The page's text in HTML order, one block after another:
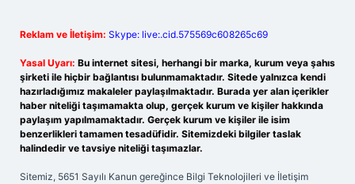
Reklam ve İletişim: Skype: live:.cid.575569c608265c69
Yasal Uyarı: Bu internet sitesi, herhangi bir marka, kurum veya şahıs
şirketi ile hiçbir bağlantısı bulunmamaktadır. Sitede yalnızca kendi
hazırladığımız makaleler paylaşılmaktadır. Burada yer alan içerikler
haber niteliği taşımamakta olup, gerçek kurum ve kişiler hakkında
paylaşım yapılmamaktadır. Gerçek kurum ve kişiler ile isim
benzerlikleri tamamen tesadüfidir. Sitemizdeki bilgiler taslak
halindedir ve tavsiye niteliği taşımazlar.
Sitemiz, 5651 Sayılı Kanun gereğince Bilgi Teknolojileri ve İletişim